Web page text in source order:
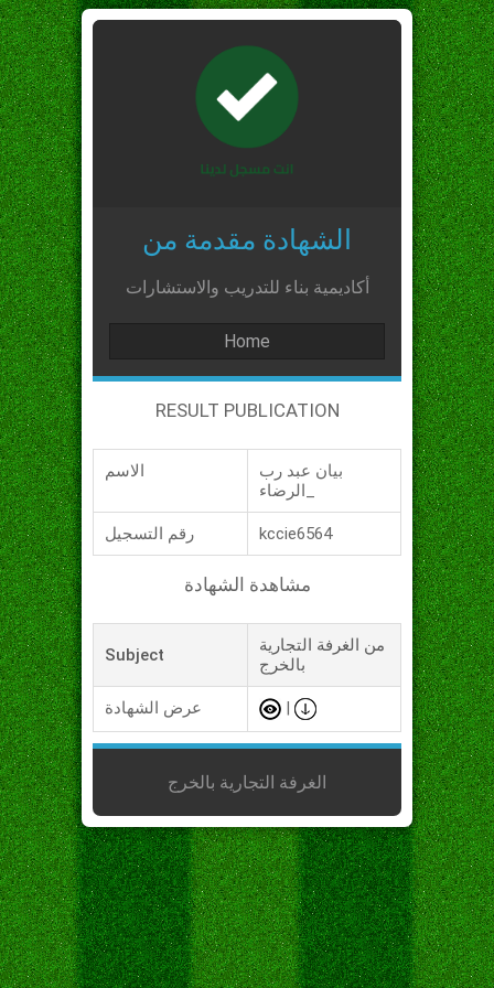
الشهادة مقدمة من
أكاديمية بناء للتدريب والاستشارات
Home
RESULT PUBLICATION
الاسم
بيان عبد رب
رقم التسجيل kccie6564
مشاهدة الشهادة
Subject
من الغرفة التجارية
بالخرج
عرض الشهادة
الغرفة التجارية بالخرج